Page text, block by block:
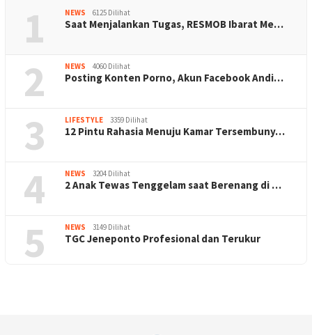
1 NEWS 6125 Dilihat
Saat Menjalankan Tugas, RESMOB Ibarat Me…
2 NEWS 4060 Dilihat
Posting Konten Porno, Akun Facebook Andi…
3 LIFESTYLE 3359 Dilihat
12 Pintu Rahasia Menuju Kamar Tersembuny…
4 NEWS 3204 Dilihat
2 Anak Tewas Tenggelam saat Berenang di …
5 NEWS 3149 Dilihat
TGC Jeneponto Profesional dan Terukur